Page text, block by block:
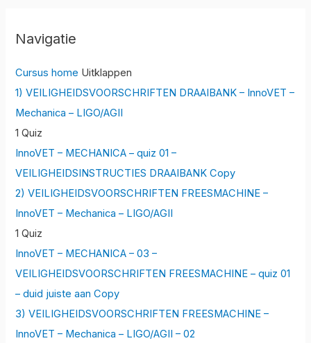
Navigatie
Cursus home Uitklappen
1) VEILIGHEIDSVOORSCHRIFTEN DRAAIBANK – InnoVET –
Mechanica – LIGO/AGII
1 Quiz
InnoVET – MECHANICA – quiz 01 –
VEILIGHEIDSINSTRUCTIES DRAAIBANK Copy
2) VEILIGHEIDSVOORSCHRIFTEN FREESMACHINE –
InnoVET – Mechanica – LIGO/AGII
1 Quiz
InnoVET – MECHANICA – 03 –
VEILIGHEIDSVOORSCHRIFTEN FREESMACHINE – quiz 01
– duid juiste aan Copy
3) VEILIGHEIDSVOORSCHRIFTEN FREESMACHINE –
InnoVET – Mechanica – LIGO/AGII – 02